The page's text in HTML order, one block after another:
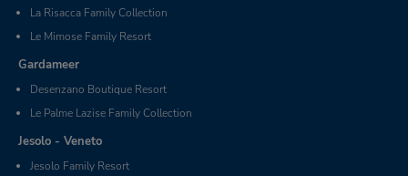
La Risacca Family Collection
Le Mimose Family Resort
Gardameer
Desenzano Boutique Resort
Le Palme Lazise Family Collection
Jesolo - Veneto
Jesolo Family Resort